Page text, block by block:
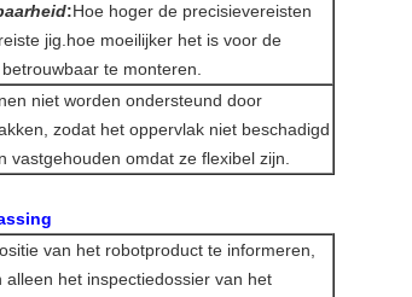
:Hoe hoger de precisievereisten
jig.hoe moeilijker het is voor de
te monteren.
niet worden ondersteund door
zodat het oppervlak niet beschadigd
omdat ze flexibel zijn.
van het robotproduct te informeren,
het inspectiedossier van het